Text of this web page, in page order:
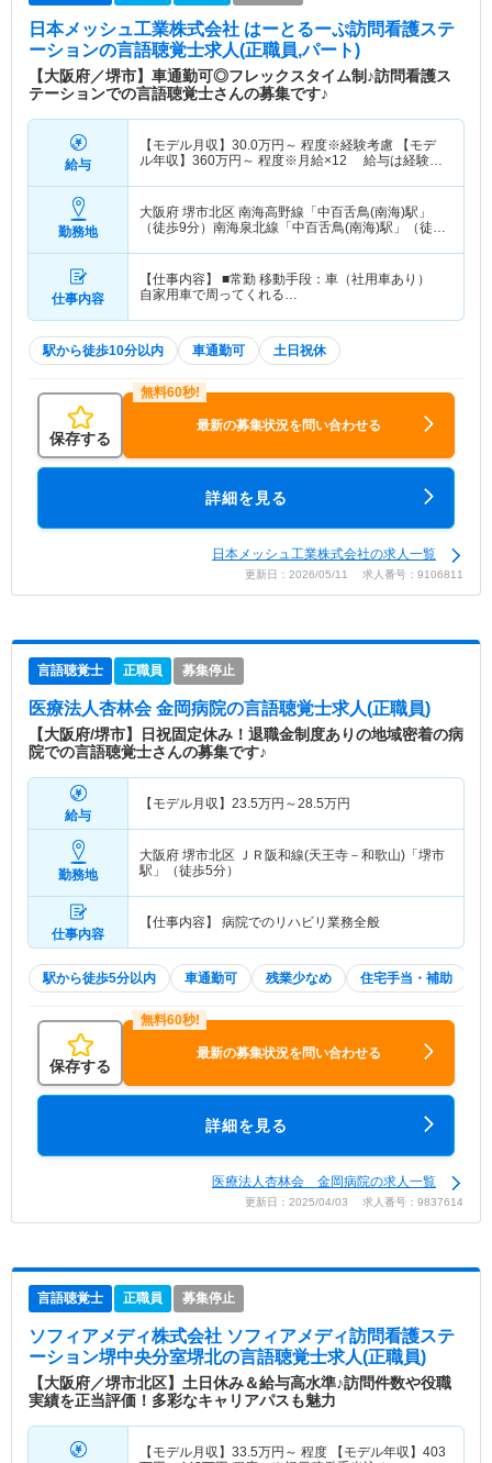
日本メッシュ工業株式会社 はーとるーぷ訪問看護ステ
ーションの言語聴覚士求人(正職員,パート)
【大阪府／堺市】車通勤可◎フレックスタイム制♪訪問看護ス
テーションでの言語聴覚士さんの募集です♪
給与
【モデル月収】 30.0万円～ 程度※経験考慮 【モデ
ル年収】 360万円～ 程度※月給×12 給与は経験人
勤務地
大阪府 堺市北区 南海高野線「中百舌鳥(南海)駅」
（徒歩9分）南海泉北線「中百舌鳥(南海)駅」（徒歩
仕事内容
【仕事内容】 ■常勤 移動手段：車（社用車あり）
自家用車で周ってくれる…
駅から徒歩10分以内 車通勤可 土日祝休
保存する
最新の募集状況を問い合わせる
詳細を見る
日本メッシュ工業株式会社の求人一覧
更新日：2026/05/11 求人番号：9106811
言語聴覚士 正職員 募集停止
医療法人杏林会 金岡病院の言語聴覚士求人(正職員)
【大阪府/堺市】日祝固定休み！退職金制度ありの地域密着の病
院での言語聴覚士さんの募集です♪
給与
【モデル月収】 23.5万円～28.5万円
勤務地
大阪府 堺市北区 ＪＲ阪和線(天王寺－和歌山)「堺市
駅」（徒歩5分）
仕事内容
【仕事内容】 病院でのリハビリ業務全般
駅から徒歩5分以内 車通勤可 残業少なめ 住宅手当・補助
保存する
最新の募集状況を問い合わせる
詳細を見る
医療法人杏林会 金岡病院の求人一覧
更新日：2025/04/03 求人番号：9837614
言語聴覚士 正職員 募集停止
ソフィアメディ株式会社 ソフィアメディ訪問看護ステ
ーション堺中央分室堺北の言語聴覚士求人(正職員)
【大阪府／堺市北区】土日休み＆給与高水準♪訪問件数や役職
実績を正当評価！多彩なキャリアパスも魅力
【モデル月収】 33.5万円～ 程度 【モデル年収】 403